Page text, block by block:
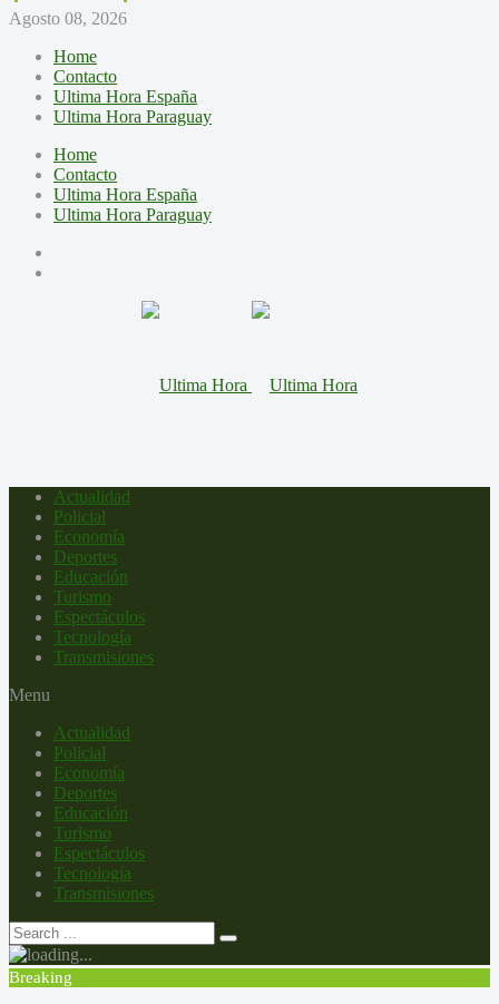
Agosto 08, 2026
Home
Contacto
Ultima Hora España
Ultima Hora Paraguay
Home
Contacto
Ultima Hora España
Ultima Hora Paraguay
Actualidad
Policial
Economía
Deportes
Educación
Turismo
Espectáculos
Tecnología
Transmisiones
Menu
Actualidad
Policial
Economía
Deportes
Educación
Turismo
Espectáculos
Tecnología
Transmisiones
Breaking